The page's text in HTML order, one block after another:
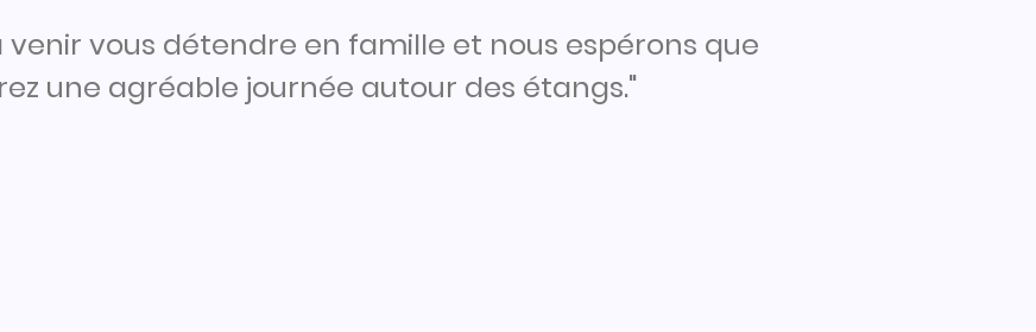
venir vous détendre en famille et nous espérons que
une agréable journée autour des étangs."